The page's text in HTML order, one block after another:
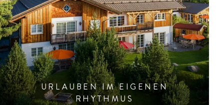
URLAUBEN IM EIGENEN
RHYTHMUS